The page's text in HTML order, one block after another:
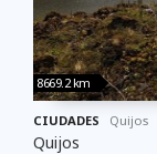
8669.2 km
CIUDADES Quijos
Quijos